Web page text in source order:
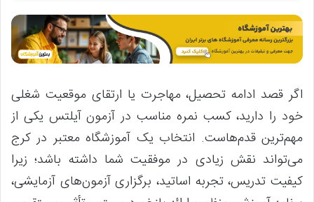
آموزشگاه زبان نصرت کرج (سه راه گوهردشت)
اگر قصد ادامه تحصیل، مهاجرت یا ارتقای موقعیت شغلی
خود را دارید، کسب نمره مناسب در آزمون آیلتس یکی از
مهم‌ترین قدم‌هاست. انتخاب یک آموزشگاه معتبر در کرج
می‌تواند نقش زیادی در موفقیت شما داشته باشد؛ زیرا
کیفیت تدریس، تجربه اساتید، برگزاری آزمون‌های آزمایشی،